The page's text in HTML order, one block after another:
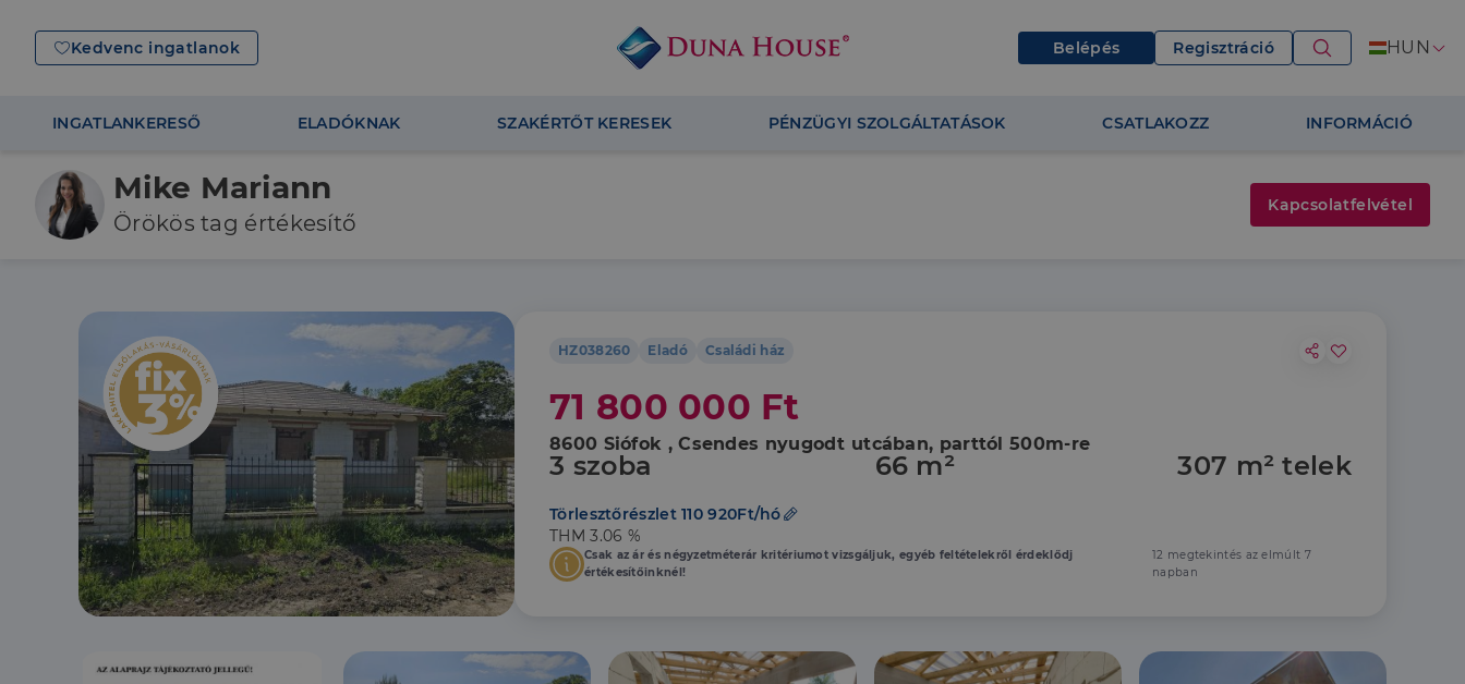
Kedvenc ingatlanok Belépés Regisztráció HUN
INGATLANKERESŐ ELADÓKNAK SZAKÉRTŐT KERESEK PÉNZÜGYI SZOLGÁLTATÁSOK CSATLAKOZZ INFORMÁCIÓ
HZ038260 Eladó Családi ház
71 800 000 Ft
8600 Siófok , Csendes nyugodt utcában, parttól 500m-re
3 szoba 66 m² 307 m² telek
Törlesztőrészlet 110 920Ft/hó
THM 3.06 %
Csak az ár és négyzetméterár kritériumot vizsgáljuk, egyéb feltételekről érdeklődj
értékesítőinknél!
12 megtekintés az elmúlt 7
napban
Mike Mariann
Örökös tag értékesítő
Kapcsolatfelvétel